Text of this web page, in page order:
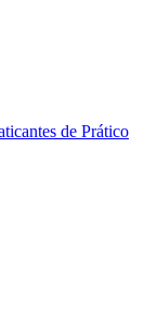
de Prático